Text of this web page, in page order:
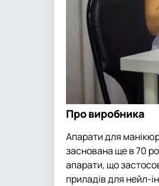
Про виробника
Апарати для
заснована ще в 70
апарати, що
приладів для нейл-